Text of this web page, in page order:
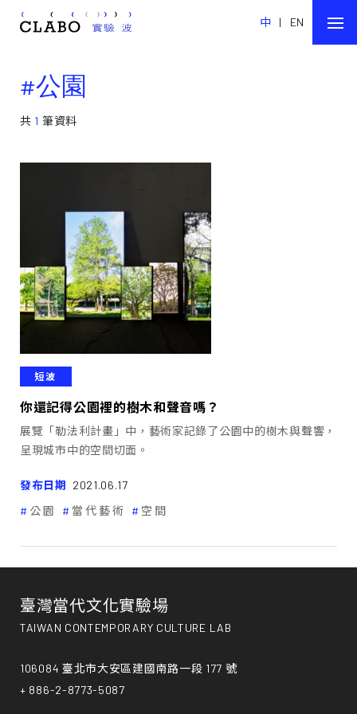
中 | EN
#公園
共 1 筆資料
短波
你還記得公園裡的樹木和聲音嗎？
展覽「勒法利計畫」中，藝術家記錄了公園中的樹木與聲響，
呈現城市中的空間切面。
發布日期 2021.06.17
公園
當代藝術 空間
臺灣當代文化實驗場
TAIWAN CONTEMPORARY CULTURE LAB
106084 臺北市大安區建國南路一段 177 號
+ 886-2-8773-5087